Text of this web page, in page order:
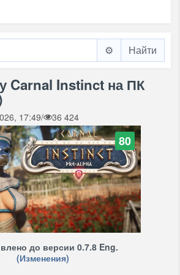
⚙️
Carnal Instinct на ПК
17:49/ 36 424
80
до версии 0.7.8 Eng.
(Изменения)